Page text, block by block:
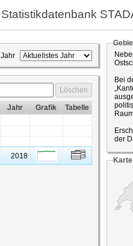
Statistikdatenbank
Jahr
Löschen
Jahr Grafik
Tabelle
2018
Bei
der
Karte